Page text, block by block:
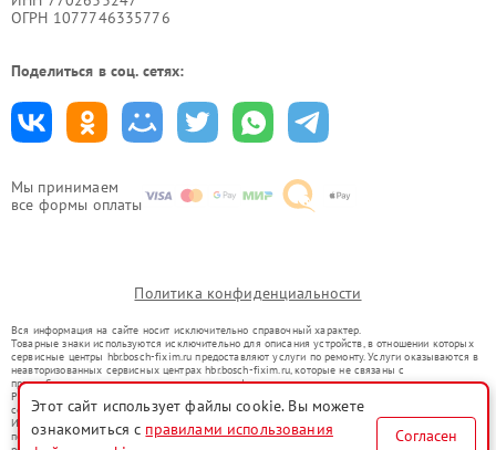
Мы принимаем
все формы оплаты
ОГРН 1077746335776
Поделиться в соц. сетях:
Политика конфиденциальности
Вся информация на сайте носит исключительно справочный характер.
Товарные знаки используются исключительно для описания устройств, в отношении которых
сервисные центры hbr.bosch-fixim.ru предоставляют услуги по ремонту. Услуги оказываются в
неавторизованных сервисных центрах hbr.bosch-fixim.ru, которые не связаны с
правообладателями товарных знаков или их официальными представителями.
Ремонт осуществляется для устройств, уже введенных в гражданский оборот в соответствии
со статьей 1487 ГК РФ.
Использование товарных знаков не преследует цели индивидуализации услуг или введения
потребителей в заблуждение, а служит для информирования о предоставляемых услугах по
Этот сайт использует файлы cookie. Вы можете
ознакомиться с правилами использования
Согласен